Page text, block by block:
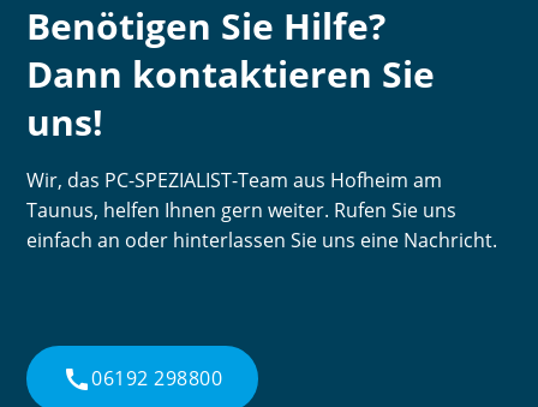
Benötigen Sie Hilfe?
Dann kontaktieren Sie
uns!
Wir, das PC-SPEZIALIST-Team aus Hofheim am
Taunus, helfen Ihnen gern weiter. Rufen Sie uns
einfach an oder hinterlassen Sie uns eine Nachricht.
call06192 298800